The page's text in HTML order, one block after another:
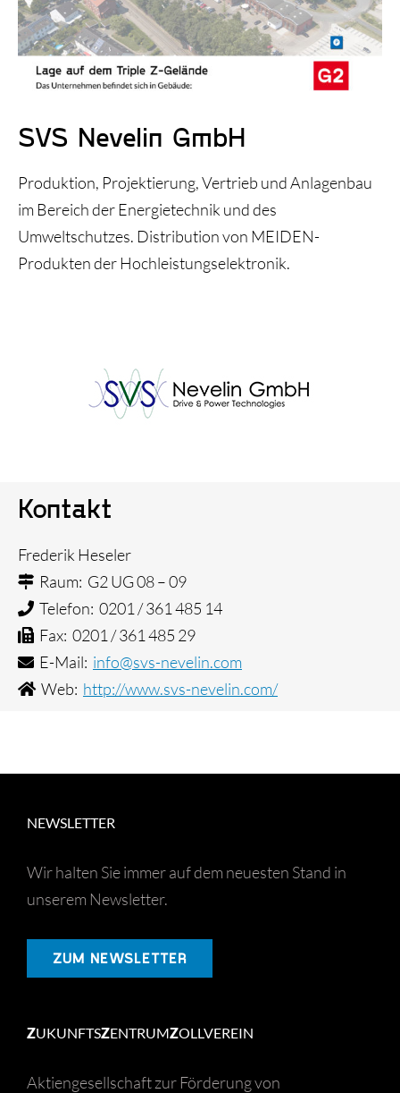
Triple Z-Blog
Über uns
SVS Nevelin GmbH
Produktion, Projektierung, Vertrieb und Anlagenbau
im Bereich der Energietechnik und des
Umweltschutzes. Distribution von MEIDEN-
Produkten der Hochleistungselektronik.
Kontakt
Frederik Heseler
Raum: G2 UG 08 – 09
Telefon: 0201 / 361 485 14
Fax: 0201 / 361 485 29
E-Mail: info@svs-nevelin.com
Web: http://www.svs-nevelin.com/
NEWSLETTER
Wir halten Sie immer auf dem neuesten Stand in
unserem Newsletter.
ZUM NEWSLETTER
ZUKUNFTSZENTRUMZOLLVEREIN
Aktiengesellschaft zur Förderung von